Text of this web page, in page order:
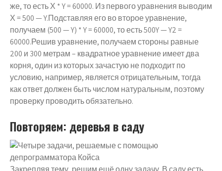
же, то есть Х * Y = 60000. Из первого уравнения выводим
Х = 500 — Y.Подставляя его во второе уравнение,
получаем (500 — Y) * Y = 60000, то есть 500Y — Y2 =
60000.Решив уравнение, получаем стороны равные
200 и 300 метрам – квадратное уравнение имеет два
корня, один из которых зачастую не подходит по
условию, например, является отрицательным, тогда
как ответ должен быть числом натуральным, поэтому
проверку проводить обязательно.
Повторяем: деревья в саду